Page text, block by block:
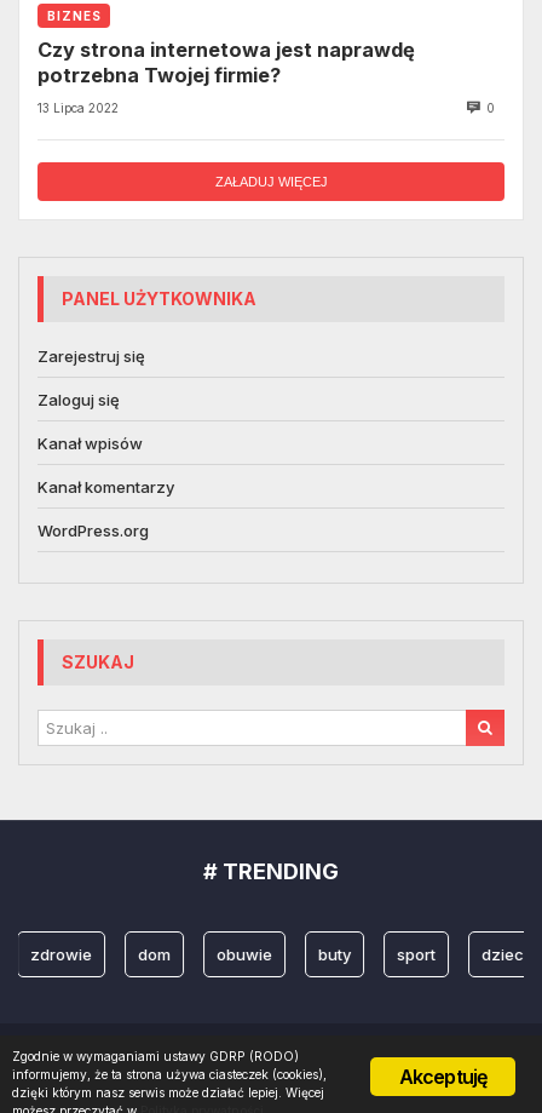
BIZNES
Czy strona internetowa jest naprawdę
potrzebna Twojej firmie?
13 Lipca 2022 0
ZAŁADUJ WIĘCEJ
PANEL UŻYTKOWNIKA
Zarejestruj się
Zaloguj się
Kanał wpisów
Kanał komentarzy
WordPress.org
SZUKAJ
# TRENDING
zdrowie dom obuwie buty sport dzieci
Copyright 2022 © Projektowanienazywo. Realizacja PROMOznawcy.pl
Akceptuję
Zgodnie w wymaganiami ustawy GDRP (RODO)
informujemy, że ta strona używa ciasteczek (cookies),
dzięki którym nasz serwis może działać lepiej. Więcej